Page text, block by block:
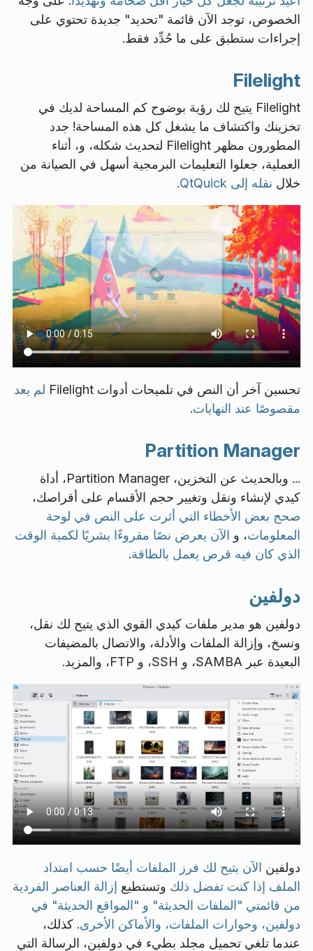
الخصوص، توجد الآن قائمة "تحديد" جديدة تحتوي على
إجراءات ستطبق على ما حُدِّد فقط.
Filelight
Filelight يتيح لك رؤية بوضوح كم المساحة لديك في
تخزينك واكتشاف ما يشغل كل هذه المساحة! جدد
المطورون مظهر Filelight لتحديث شكله، و، أثناء
العملية، جعلوا التعليمات البرمجية أسهل في الصيانة من
خلال نقله إلى QtQuick .
تحسين آخر أن النص في تلميحات أدوات Filelight
لم يعد
مقصوصًا عند النهايات.
Partition Manager
... وبالحديث عن التخزين، Partition Manager، أداة
كيدي لإنشاء ونقل وتغيير حجم الأقسام على أقراصك،
صحح بعض الأخطاء التي أثرت على النص في لوحة
المعلومات، و الآن يعرض نصًا مقروءًا بشريًا لكمية الوقت
الذي كان فيه قرص يعمل بالطاقة.
دولفين
دولفين هو مدير ملفات كيدي القوي الذي يتيح لك نقل،
ونسخ، وإزالة الملفات والأدلة، والاتصال بالمضيفات
البعيدة عبر SAMBA، و SSH، و FTP، والمزيد.
دولفين الآن يتيح لك فرز الملفات أيضًا حسب امتداد
الملف إذا كنت تفضل ذلك وتستطيع إزالة العناصر الفردية
من قائمتي "الملفات الحديثة" و "المواقع الحديثة" في
دولفين، وحوارات الملفات، والأماكن الأخرى. كذلك،
عندما تلغي تحميل مجلد بطيء في دولفين، الرسالة التي